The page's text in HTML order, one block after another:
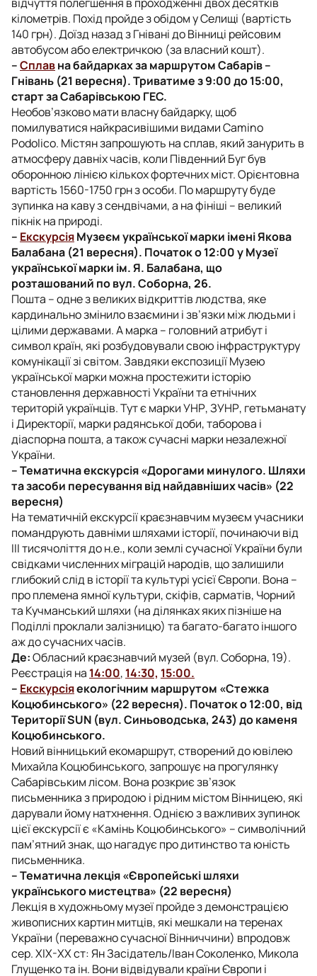
кілометрів. Похід пройде з обідом у Селищі (вартість
140 грн). Доїзд назад з Гнівані до Вінниці рейсовим
автобусом або електричкою (за власний кошт).
–Сплавна байдарках за маршрутом Сабарів –
Гнівань (21 вересня). Триватиме з 9:00 до 15:00,
старт за Сабарівською ГЕС.
Необов’язково мати власну байдарку, щоб
помилуватися найкрасивішими видами Camino
Podolico. Містян запрошують на сплав, який занурить в
атмосферу давніх часів, коли Південний Буг був
оборонною лінією кількох фортечних міст. Орієнтовна
вартість 1560-1750 грн з особи. По маршруту буде
зупинка на каву з сендвічами, а на фініші – великий
пікнік на природі.
– ЕкскурсіяМузеєм української марки імені Якова
Балабана (21 вересня). Початок о 12:00 у Музеї
української марки ім. Я. Балабана, що
розташований по вул. Соборна, 26.
Пошта – одне з великих відкриттів людства, яке
кардинально змінило взаємини і зв’язки між людьми і
цілими державами. А марка – головний атрибут і
символ країн, які розбудовували свою інфраструктуру
комунікації зі світом. Завдяки експозиції Музею
української марки можна простежити історію
становлення державності України та етнічних
територій українців. Тут є марки УНР, ЗУНР, гетьманату
і Директорії, марки радянської доби, таборова і
діаспорна пошта, а також сучасні марки незалежної
України.
– Тематична екскурсія «Дорогами минулого. Шляхи
та засоби пересування від найдавніших часів» (22
вересня)
На тематичній екскурсії краєзнавчим музеєм учасники
помандрують давніми шляхами історії, починаючи від
III тисячоліття до н.е., коли землі сучасної України були
свідками численних міграцій народів, що залишили
глибокий слід в історії та культурі усієї Європи. Вона –
про племена ямної культури, скіфів, сарматів, Чорний
та Кучманський шляхи (на ділянках яких пізніше на
Поділлі проклали залізницю) та багато-багато іншого
аж до сучасних часів.
Де:Обласний краєзнавчий музей (вул. Соборна, 19).
Реєстрація на 14:00, 14:30, 15:00.
– Екскурсіяекологічним маршрутом «Стежка
Коцюбинського» (22 вересня). Початок о 12:00, від
Території SUN (вул. Синьоводська, 243) до каменя
Коцюбинського.
Новий вінницький екомаршрут, створений до ювілею
Михайла Коцюбинського, запрошує на прогулянку
Сабарівським лісом. Вона розкриє зв’язок
письменника з природою і рідним містом Вінницею, які
дарували йому натхнення. Однією з важливих зупинок
цієї екскурсії є «Камінь Коцюбинського» – символічний
пам’ятний знак, що нагадує про дитинство та юність
письменника.
– Тематична лекція «Європейські шляхи
українського мистецтва» (22 вересня)
Лекція в художньому музеї пройде з демонстрацією
живописних картин митців, які мешкали на теренах
України (переважно сучасної Вінниччини) впродовж
сер. ХІХ-ХХ ст: Ян Засідатель/Іван Соколенко, Микола
Глущенко та ін. Вони відвідували країни Європи і